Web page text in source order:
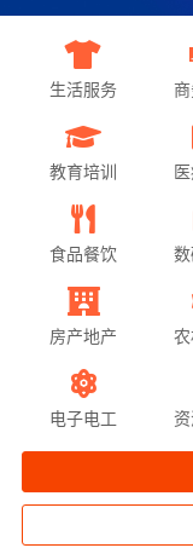
生活服务
教育培训
食品餐饮
房产地产
电子电工